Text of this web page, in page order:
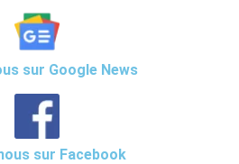
sur Google News
sur Facebook